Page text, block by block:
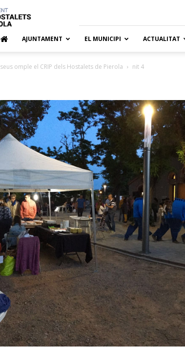
Hostalets
de
AJUNTAMENT EL MUNICIPI ACTUALITAT
omple el CRIP dels Hostalets de Pierola nit 4